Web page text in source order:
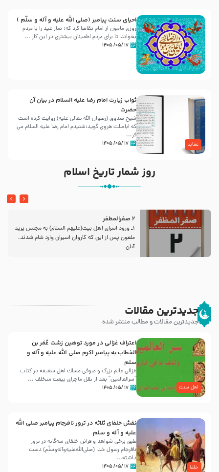
احیای سنت پیامبر (صلی الله علیه و آله و سلّم )
روزی مامون از امام تقاضا کرد که: نماز عید را با مردم
بخواند، تا برای مردم اطمینان بیشتری در این کار ...
۱۷ /۰۵/ ۱۴۰۵
عقاید
ثواب زیارت امام رضا علیه السلام در بیان آن
حضرت
شیخ صدوق (رضوان الله تعالی علیه) روایت کرده است
که اباصلت هروی گوید:شنیدم امام رضا علیه السلام می
فر...
۱۷ /۰۵/ ۱۴۰۵
روز شمار تاریخ اسلام
2 صفرالمظفر
1ـ ورود اسراى اهل بیت‌(علیهم السلام) به مجلس یزید
ملعون پس از این كه كاروان اسیران وارد شام شدند،
آنان
جدیدترین مقالات
جدیدترین مقالات و مطالب منتشر شده
اهل سنت
اعتراف غزالی در مورد توهین زشت عُمَر بن
الخطاب به پیامبر اکرم صلی الله علیه و آله و
سلم
غزالی عالم بزرگ و صوفی مسلك اهل سقيفه در کتاب
“سرالعالمین” بعد از نقل ماجرای بیعت متخلف ...
۱۷ /۰۵/ ۱۴۰۵
خلفا
نقش خلفای ثلاثه در ترور نافرجام پیامبر صلی الله
علیه و آله و سلم
طبق برخی شواهد و قرائن خلفای سه‌گانه در ترور
نافرجام رسول خدا (صلی‌الله‌علیه‌و‌آله‌وسلّم) دست
داشته‌...
۱۷ /۰۵/ ۱۴۰۵